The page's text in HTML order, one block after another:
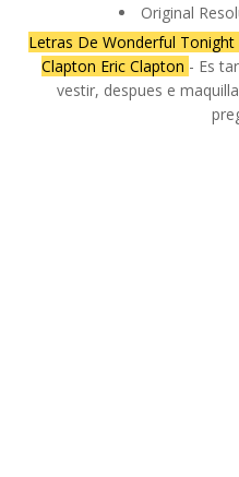
Original
Letras De Wonderful
Clapton Eric Clapton - Es
vestir, despues e